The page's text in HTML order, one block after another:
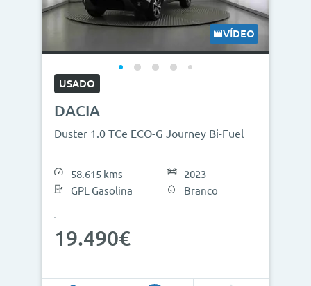
VÍDEO
USADO
DACIA
Duster 1.0 TCe ECO-G Journey Bi-Fuel
58.615 kms
GPL Gasolina
2023
Branco
19.490€